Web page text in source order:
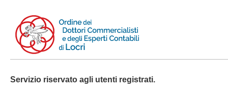
Servizio riservato agli utenti registrati.